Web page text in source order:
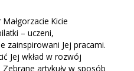
Kicie
– uczeni,
zainspirowani Jej pracami.
Jej wkład w rozwój
artykuły w sposób